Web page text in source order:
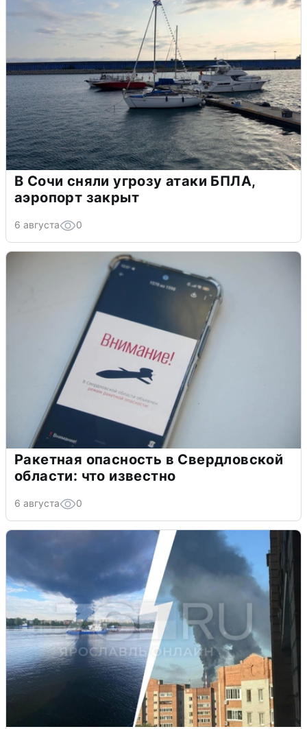
В Сочи сняли угрозу атаки БПЛА,
аэропорт закрыт
6 августа 0
Ракетная опасность в Свердловской
области: что известно
6 августа 0